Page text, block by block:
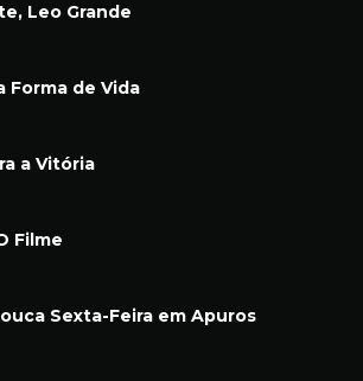
Leo Grande
Forma de Vida
a Vitória
Filme
Sexta-Feira em Apuros